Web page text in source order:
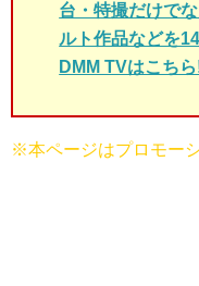
台・特撮だけで
ルト作品などを
DMM TVはこち
※本ページはプロモー